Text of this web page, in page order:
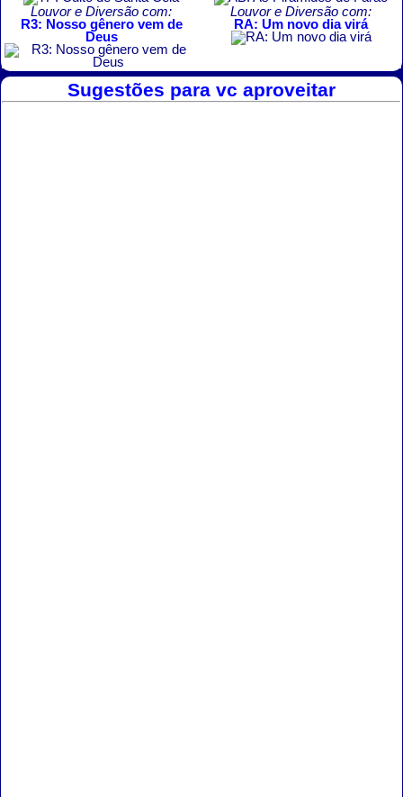
Louvor e Diversão com:
R3: Nosso gênero vem de
Deus
Louvor e Diversão com:
RA: Um novo dia virá
Sugestões para vc aproveitar